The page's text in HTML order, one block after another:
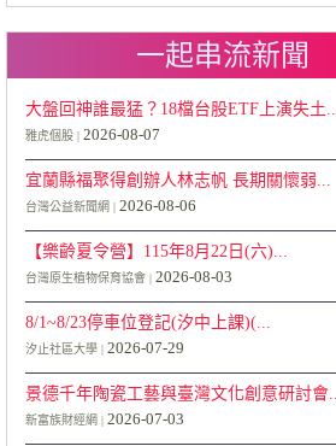
一起串流新聞
大盤回神誰最猛？18檔台股ETF上演失土...
雅虎個股 2026-08-07
宜蘭縣福聚得創辦人林志帆 長期關懷弱...
台灣公益新聞網 2026-08-06
【樂齡夏令營】115年8月22日(六)...
台灣原生植物保育協會 2026-08-03
8/1~8/23停車位登記(汐中上課)(...
汐止社區大學 2026-07-29
景德千年陶瓷工藝與臺灣文化創意研討會...
新富族財經網 2026-07-03